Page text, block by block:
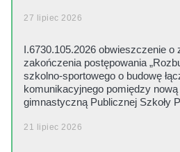
27 lipiec 2026
I.6730.105.2026 obwieszczenie
zakończenia postępowania
szkolno-sportowego o budowę
komunikacyjnego pomiędzy
gimnastyczną Publicznej Szkoły
21 lipiec 2026